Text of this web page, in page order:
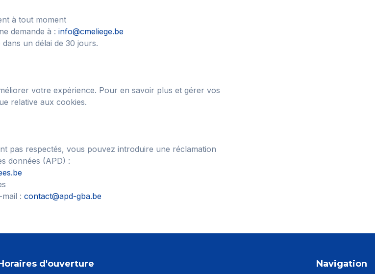
à tout moment
demande à : info@cmeliege.be
un délai de 30 jours.
votre expérience. Pour en savoir plus et gérer vos
relative aux cookies.
pas respectés, vous pouvez introduire une réclamation
données (APD) :
: contact@apd-gba.be
d'ouverture Navigation